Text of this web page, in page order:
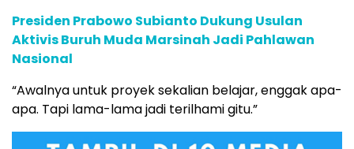
Presiden Prabowo Subianto Dukung Usulan
Aktivis Buruh Muda Marsinah Jadi Pahlawan
Nasional
“Awalnya untuk proyek sekalian belajar, enggak apa-
apa. Tapi lama-lama jadi terilhami gitu.”